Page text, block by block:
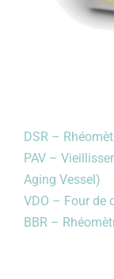
DSR –
PAV –
Aging Vessel)
VDO – Four de
BBR –